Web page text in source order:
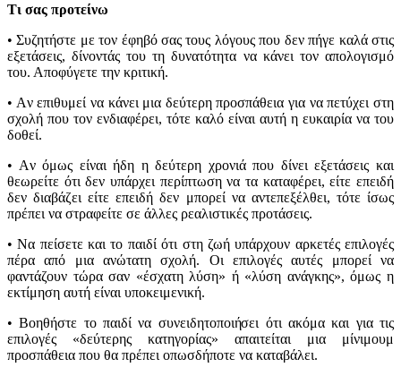
Τι σας προτείνω
• Συζητήστε με τον έφηβό σας τους λόγους που δεν πήγε καλά στις
εξετάσεις, δίνοντάς του τη δυνατότητα να κάνει τον απολογισμό
του. Αποφύγετε την κριτική.
• Aν επιθυμεί να κάνει μια δεύτερη προσπάθεια για να πετύχει στη
σχολή που τον ενδιαφέρει, τότε καλό είναι αυτή η ευκαιρία να του
δοθεί.
• Aν όμως είναι ήδη η δεύτερη χρονιά που δίνει εξετάσεις και
θεωρείτε ότι δεν υπάρχει περίπτωση να τα καταφέρει, είτε επειδή
δεν διαβάζει είτε επειδή δεν μπορεί να αντεπεξέλθει, τότε ίσως
πρέπει να στραφείτε σε άλλες ρεαλιστικές προτάσεις.
• Να πείσετε και το παιδί ότι στη ζωή υπάρχουν αρκετές επιλογές
πέρα από μια ανώτατη σχολή. Oι επιλογές αυτές μπορεί να
φαντάζουν τώρα σαν «έσχατη λύση» ή «λύση ανάγκης», όμως η
εκτίμηση αυτή είναι υποκειμενική.
• Βοηθήστε το παιδί να συνειδητοποιήσει ότι ακόμα και για τις
επιλογές «δεύτερης κατηγορίας» απαιτείται μια μίνιμουμ
προσπάθεια που θα πρέπει οπωσδήποτε να καταβάλει.